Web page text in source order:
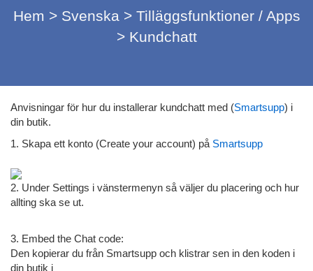
Hem > Svenska > Tilläggsfunktioner / Apps
> Kundchatt
Anvisningar för hur du installerar kundchatt med (Smartsupp) i
din butik.
1. Skapa ett konto (Create your account) på Smartsupp
2. Under Settings i vänstermenyn så väljer du placering och hur
allting ska se ut.
3. Embed the Chat code:
Den kopierar du från Smartsupp och klistrar sen in den koden i
din butik i